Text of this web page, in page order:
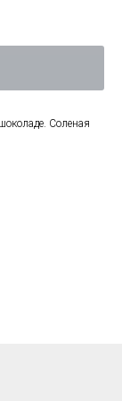
Соленая